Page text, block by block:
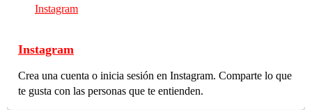
Instagram
Instagram
Crea una cuenta o inicia sesión en Instagram. Comparte lo que
te gusta con las personas que te entienden.